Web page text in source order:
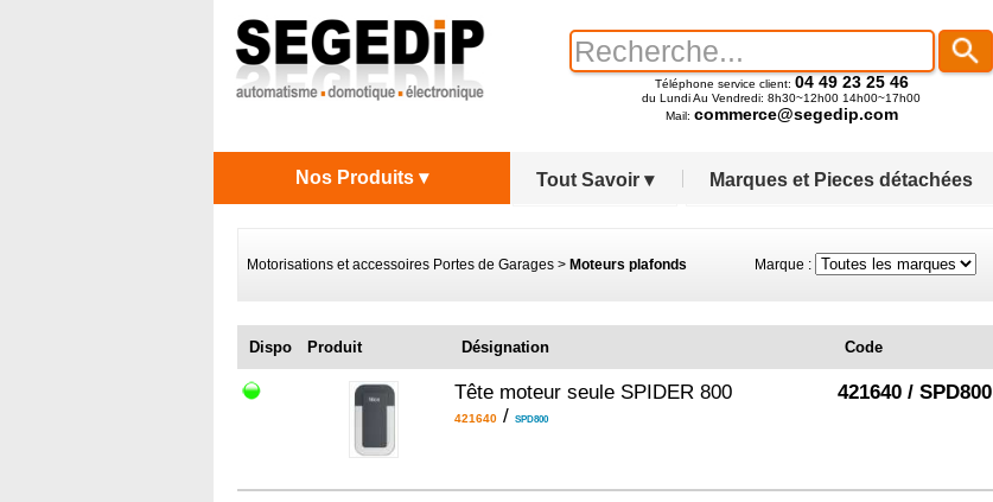
Téléphone service client: 04 49 23 25 46
du Lundi Au Vendredi: 8h30~12h00 14h00~17h00
Mail: commerce@segedip.com
Tout Savoir ▾ Marques et Pieces détachées
Nos Produits ▾
Motorisations et accessoires Portes de Garages> Moteurs plafondsMarque :
Dispo Produit Désignation Code
Tête moteur seule SPIDER 800
421640/ SPD800
421640 / SPD800